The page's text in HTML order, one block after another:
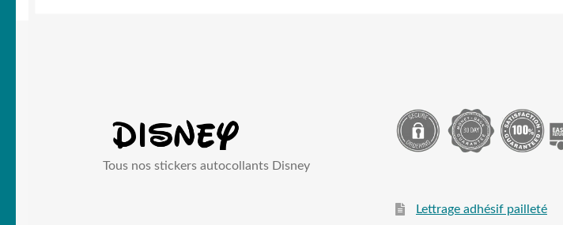
Tous nos stickers autocollants Disney
Lettrage adhésif pailleté